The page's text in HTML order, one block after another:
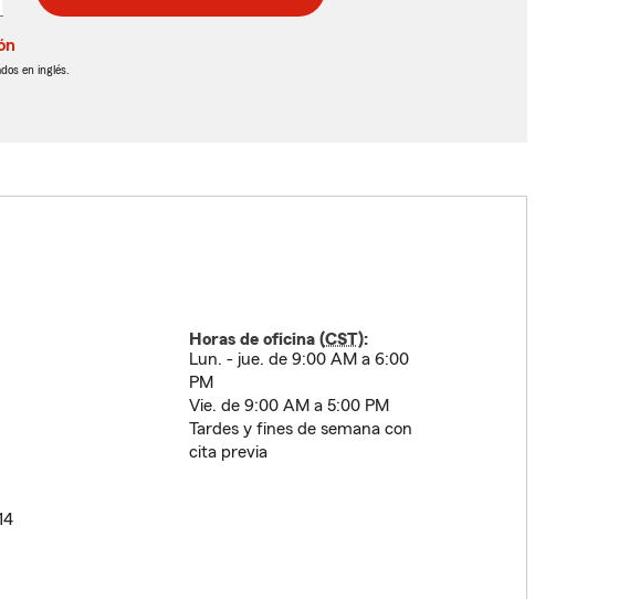
en inglés.
Horas de oficina (CST):
Lun. - jue. de 9:00 AM a 6:00
PM
Vie. de 9:00 AM a 5:00 PM
Tardes y fines de semana con
cita previa